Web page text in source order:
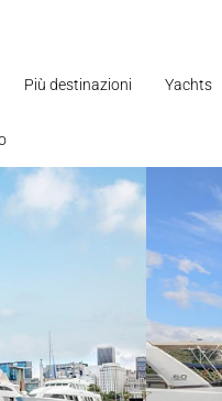
Più destinazioni Yachts